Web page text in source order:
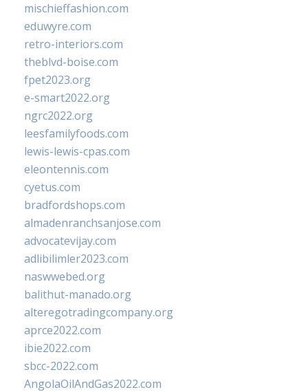
mischieffashion.com
eduwyre.com
retro-interiors.com
theblvd-boise.com
fpet2023.org
e-smart2022.org
ngrc2022.org
leesfamilyfoods.com
lewis-lewis-cpas.com
eleontennis.com
cyetus.com
bradfordshops.com
almadenranchsanjose.com
advocatevijay.com
adlibilimler2023.com
naswwebed.org
balithut-manado.org
alteregotradingcompany.org
aprce2022.com
ibie2022.com
sbcc-2022.com
AngolaOilAndGas2022.com